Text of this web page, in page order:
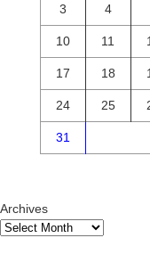
3 4
10 11
17 18
24 25
31
Archives